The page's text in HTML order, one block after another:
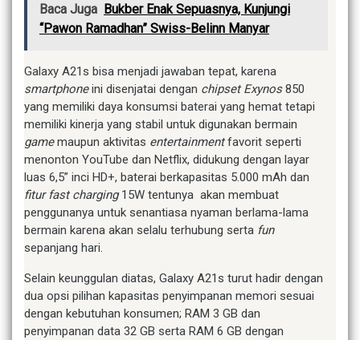
Baca Juga Bukber Enak Sepuasnya, Kunjungi
“Pawon Ramadhan” Swiss-Belinn Manyar
Galaxy A21s bisa menjadi jawaban tepat, karena
smartphoneini disenjatai dengan chipset Exynos850
yang memiliki daya konsumsi baterai yang hemat tetapi
memiliki kinerja yang stabil untuk digunakan bermain
gamemaupun aktivitas entertainmentfavorit seperti
menonton YouTube dan Netflix, didukung dengan layar
luas 6,5” inci HD+, baterai berkapasitas 5.000 mAh dan
fitur fast charging15W tentunya akan membuat
penggunanya untuk senantiasa nyaman berlama-lama
bermain karena akan selalu terhubung serta fun
sepanjang hari.
Selain keunggulan diatas, Galaxy A21s turut hadir dengan
dua opsi pilihan kapasitas penyimpanan memori sesuai
dengan kebutuhan konsumen; RAM 3 GB dan
penyimpanan data 32 GB serta RAM 6 GB dengan